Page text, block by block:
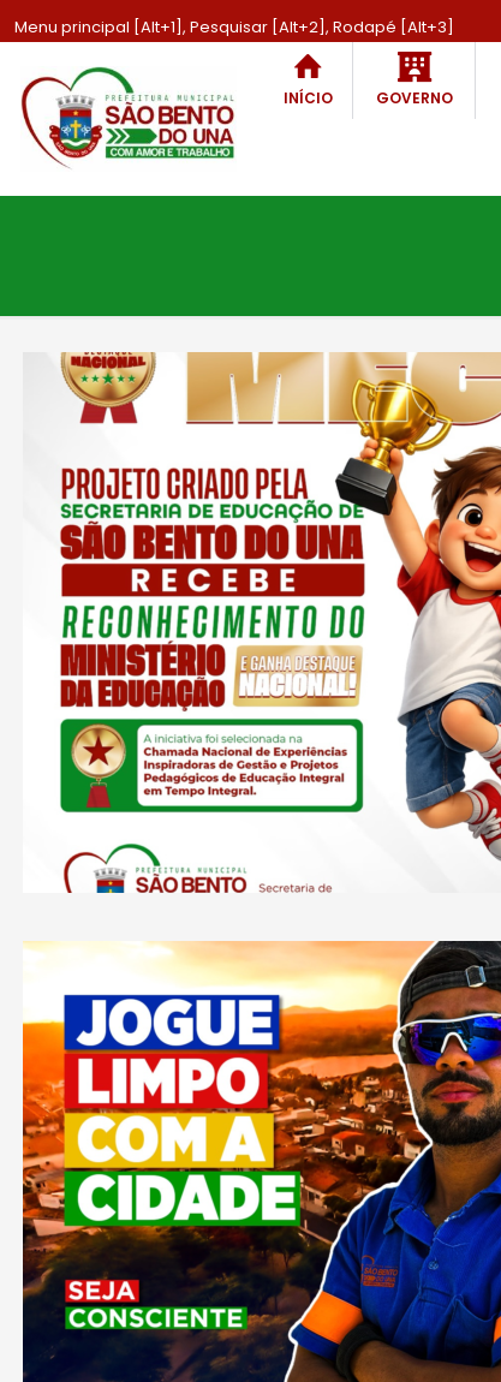
Menu principal [Alt+1], Pesquisar [Alt+2], Rodapé [Alt+3]
INÍCIO GOVERNO